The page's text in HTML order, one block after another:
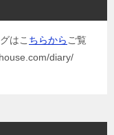
はこ ちらから ご覧
diary/